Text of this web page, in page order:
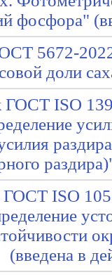
фосфора"
5672-
доли
ГОСТ ISO
ГОСТ ISO
(введена в